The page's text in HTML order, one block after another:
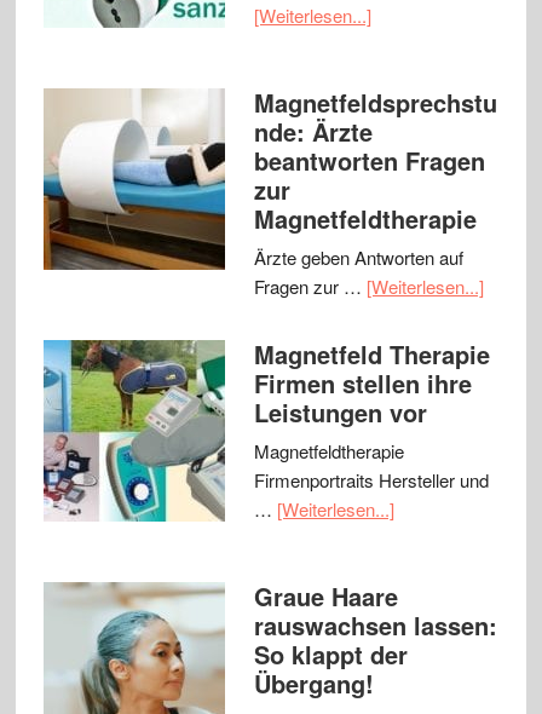
[Weiterlesen...]
Magnetfeldsprechstu
nde: Ärzte
beantworten Fragen
zur
Magnetfeldtherapie
Ärzte geben Antworten auf
Fragen zur … [Weiterlesen...]
Magnetfeld Therapie
Firmen stellen ihre
Leistungen vor
Magnetfeldtherapie
Firmenportraits Hersteller und
… [Weiterlesen...]
Graue Haare
rauswachsen lassen:
So klappt der
Übergang!